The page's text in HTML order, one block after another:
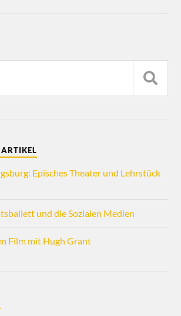
ARTIKEL
Episches Theater und Lehrstück
und die Sozialen Medien
Film mit Hugh Grant